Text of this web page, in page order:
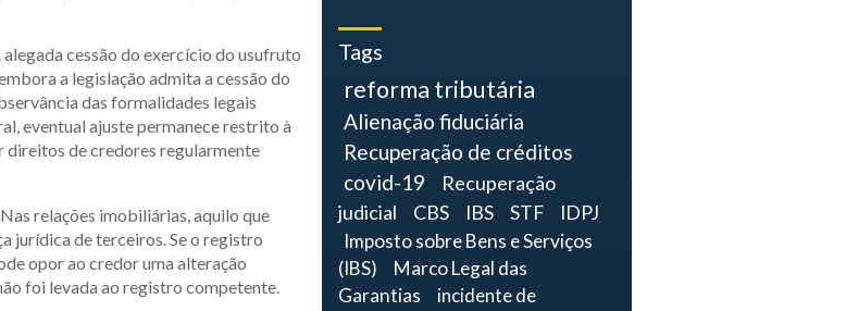
cessão do exercício do usufruto
a legislação admita a cessão do
das formalidades legais
eventual ajuste permanece restrito à
direitos de credores regularmente
relações imobiliárias, aquilo que
jurídica de terceiros. Se o registro
opor ao credor uma alteração
foi levada ao registro competente.
Tags
reforma tributária
Alienação fiduciária
Recuperação de créditos
covid-19
Recuperação
judicial
CBS IBS STF
IDPJ
Imposto sobre Bens e Serviços
(IBS)
Marco Legal das
Garantias
incidente de